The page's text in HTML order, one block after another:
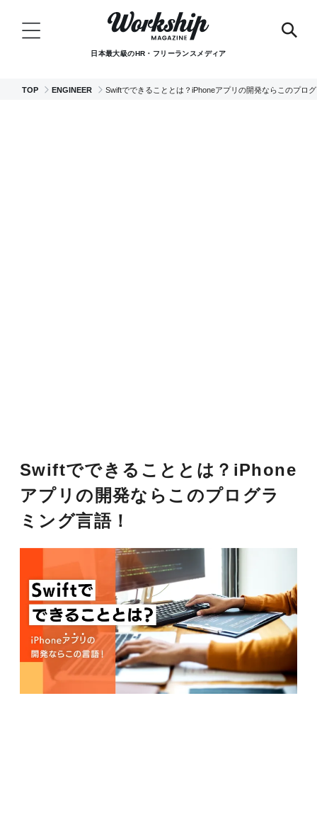
日本最大級のHR・フリーランスメディア
TOP ENGINEER Swiftでできることとは？iPhoneアプリの開発ならこのプロ
Swiftでできることとは？iPhone
アプリの開発ならこのプログラ
ミング言語！